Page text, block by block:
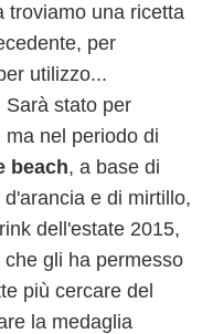
troviamo una ricetta
per
utilizzo...
Sarà stato per
ma nel periodo di
beach, a base di
e di mirtillo,
dell'estate 2015,
gli ha permesso
più cercare del
la medaglia